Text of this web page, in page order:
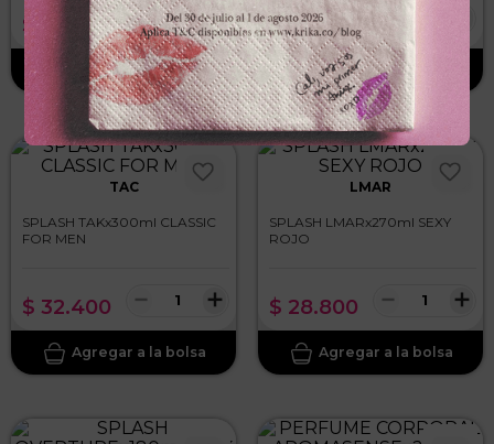
$ 13 200 ＋
－ $ 28.500 －
TAC
SPLASH TAKx300ml CLASSIC
FOR MEN
$ 32.400 ＋
－
LMAR
SPLASH LMARx270ml SEXY
ROJO
$ 28.800 ＋
－